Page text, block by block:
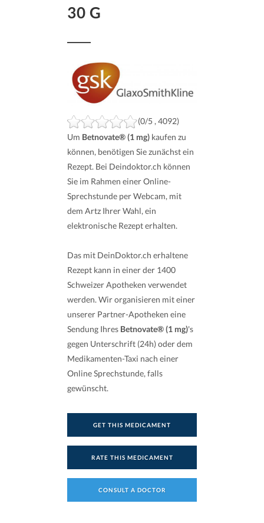
30 G
(0/5 , 4092)
Um Betnovate® (1 mg) kaufen zu
können, benötigen Sie zunächst ein
Rezept. Bei Deindoktor.ch können
Sie im Rahmen einer Online-
Sprechstunde per Webcam, mit
dem Artz Ihrer Wahl, ein
elektronische Rezept erhalten.
Das mit DeinDoktor.ch erhaltene
Rezept kann in einer der 1400
Schweizer Apotheken verwendet
werden. Wir organisieren mit einer
unserer Partner-Apotheken eine
Sendung Ihres Betnovate® (1 mg)'s
gegen Unterschrift (24h) oder dem
Medikamenten-Taxi nach einer
Online Sprechstunde, falls
gewünscht.
GET THIS MEDICAMENT
RATE THIS MEDICAMENT
CONSULT A DOCTOR